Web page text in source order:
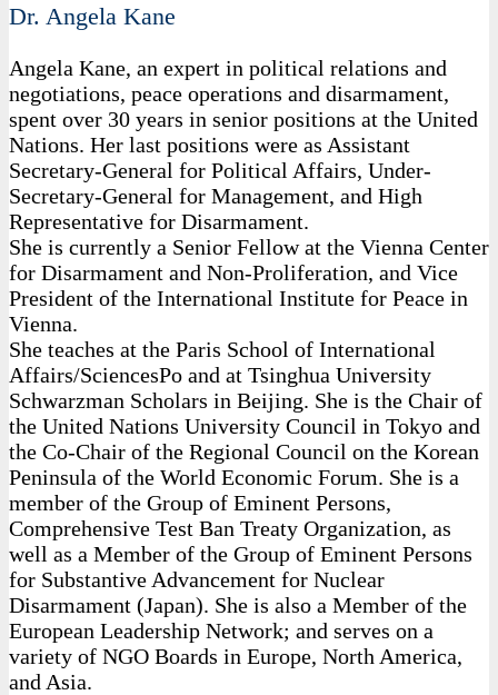
Dr. Angela Kane
Angela Kane, an expert in political relations and
negotiations, peace operations and disarmament,
spent over 30 years in senior positions at the United
Nations. Her last positions were as Assistant
Secretary-General for Political Affairs, Under-
Secretary-General for Management, and High
Representative for Disarmament.
She is currently a Senior Fellow at the Vienna Center
for Disarmament and Non-Proliferation, and Vice
President of the International Institute for Peace in
Vienna.
She teaches at the Paris School of International
Affairs/SciencesPo and at Tsinghua University
Schwarzman Scholars in Beijing. She is the Chair of
the United Nations University Council in Tokyo and
the Co-Chair of the Regional Council on the Korean
Peninsula of the World Economic Forum. She is a
member of the Group of Eminent Persons,
Comprehensive Test Ban Treaty Organization, as
well as a Member of the Group of Eminent Persons
for Substantive Advancement for Nuclear
Disarmament (Japan). She is also a Member of the
European Leadership Network; and serves on a
variety of NGO Boards in Europe, North America,
and Asia.